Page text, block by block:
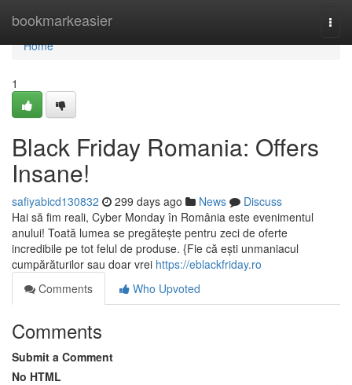
bookmarkeasier
Home
Home
1
Black Friday Romania: Offers
Insane!
safiyabicd130832 299 days ago News
Discuss
Hai să fim reali, Cyber Monday în România este evenimentul
anului! Toată lumea se pregătește pentru zeci de oferte
incredibile pe tot felul de produse. {Fie că ești unmaniacul
cumpărăturilor sau doar vrei https://eblackfriday.ro
Comments
Who Upvoted
Comments
Submit a Comment
No HTML